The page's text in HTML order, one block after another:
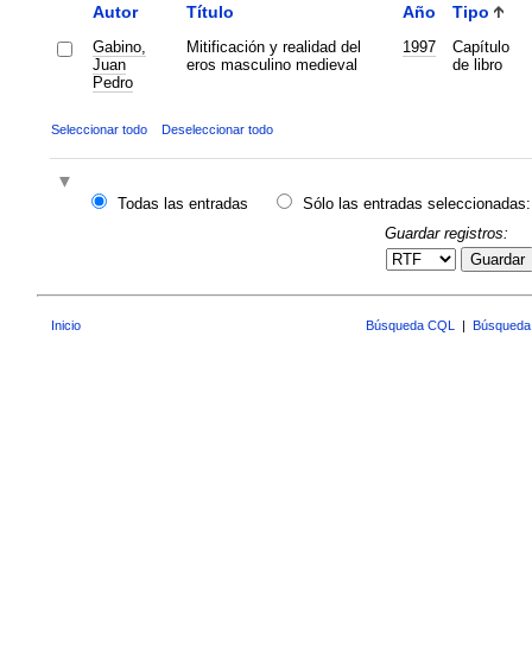
Autor Título Año Tipo
Gabino,
Juan
Pedro
Mitificación y realidad del
eros masculino medieval
1997
Capítulo
de libro
Seleccionar todo Deseleccionar todo
Todas las entradas
Sólo las entradas seleccionadas:
Guardar registros:
Guardar
Inicio Búsqueda CQL